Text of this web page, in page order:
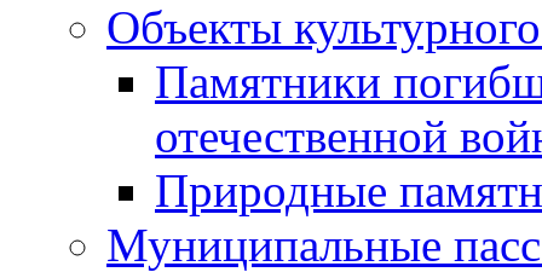
Объекты
Памятники
отечественной
Природные
Муниципальные